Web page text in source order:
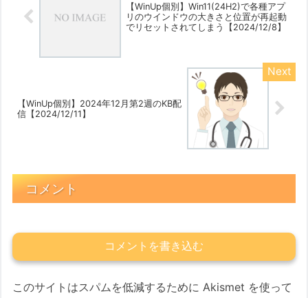
【WinUp個別】Win11(24H2)で各種アプ
リのウインドウの大きさと位置が再起動
でリセットされてしまう【2024/12/8】
【WinUp個別】2024年12月第2週のKB配
信【2024/12/11】
コメント
コメントを書き込む
このサイトはスパムを低減するために Akismet を使って